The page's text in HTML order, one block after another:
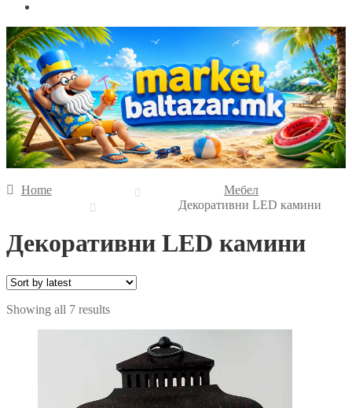
Home
Мебел
Декоративни LED камини
Декоративни LED камини
Showing all 7 resultsSorted